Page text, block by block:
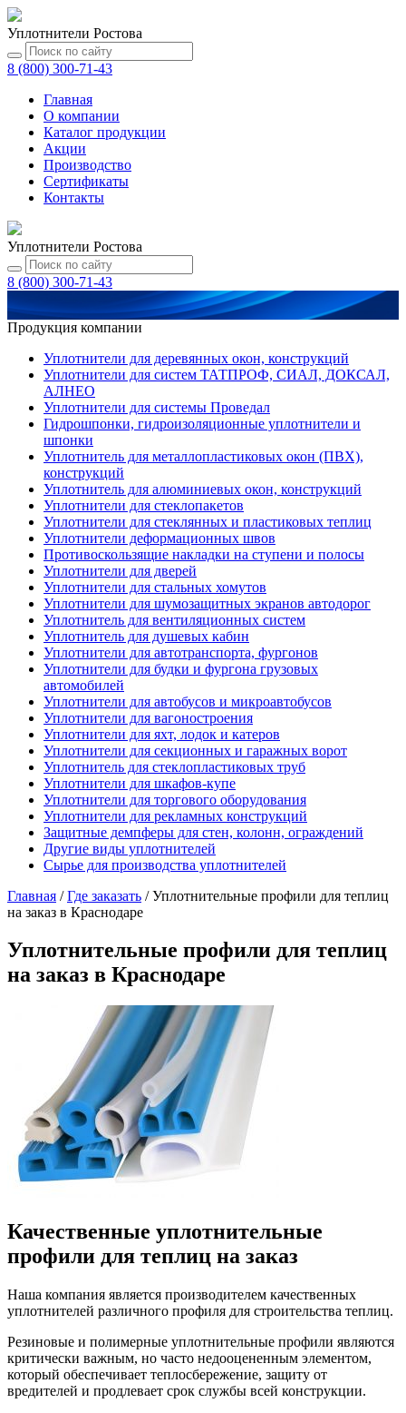
Уплотнители Ростова
8 (800) 300-71-43
Главная
О компании
Каталог продукции
Акции
Производство
Сертификаты
Контакты
Уплотнители Ростова
8 (800) 300-71-43
Продукция компании
Уплотнители для деревянных окон, конструкций
Уплотнители для систем ТАТПРОФ, СИАЛ, ДОКСАЛ,
АЛНЕО
Уплотнители для системы Проведал
Гидрошпонки, гидроизоляционные уплотнители и
шпонки
Уплотнитель для металлопластиковых окон (ПВХ),
конструкций
Уплотнитель для алюминиевых окон, конструкций
Уплотнители для стеклопакетов
Уплотнители для стеклянных и пластиковых теплиц
Уплотнители деформационных швов
Противоскользящие накладки на ступени и полосы
Уплотнители для дверей
Уплотнители для стальных хомутов
Уплотнители для шумозащитных экранов автодорог
Уплотнитель для вентиляционных систем
Уплотнитель для душевых кабин
Уплотнители для автотранспорта, фургонов
Уплотнители для будки и фургона грузовых
автомобилей
Уплотнители для автобусов и микроавтобусов
Уплотнители для вагоностроения
Уплотнители для яхт, лодок и катеров
Уплотнители для секционных и гаражных ворот
Уплотнитель для стеклопластиковых труб
Уплотнители для шкафов-купе
Уплотнители для торгового оборудования
Уплотнители для рекламных конструкций
Защитные демпферы для стен, колонн, ограждений
Другие виды уплотнителей
Сырье для производства уплотнителей
Главная /Где заказать /Уплотнительные профили для теплиц
на заказ в Краснодаре
Уплотнительные профили для теплиц
на заказ в Краснодаре
Качественные уплотнительные
профили для теплиц на заказ
Наша компания является производителем качественных
уплотнителей различного профиля для строительства теплиц.
Резиновые и полимерные уплотнительные профили являются
критически важным, но часто недооцененным элементом,
который обеспечивает теплосбережение, защиту от
вредителей и продлевает срок службы всей конструкции.